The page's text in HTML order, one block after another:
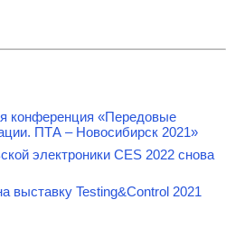
конференция «Передовые
ПТА – Новосибирск 2021»
электроники CES 2022 снова
выставку Testing&Сontrol 2021